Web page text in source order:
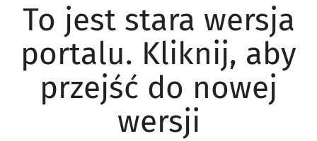
To jest stara wersja
portalu. Kliknij, aby
przejść do nowej
wersji